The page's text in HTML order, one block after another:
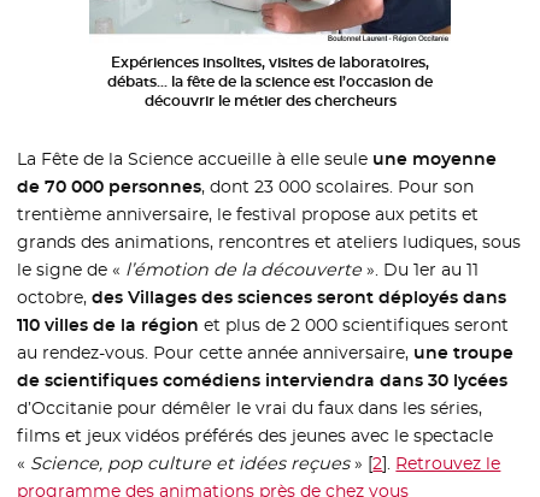
Expériences insolites, visites de laboratoires,
débats… la fête de la science est l’occasion de
découvrir le métier des chercheurs
La Fête de la Science accueille à elle seule une moyenne
de 70 000 personnes, dont 23 000 scolaires. Pour son
trentième anniversaire, le festival propose aux petits et
grands des animations, rencontres et ateliers ludiques, sous
le signe de « l’émotion de la découverte ». Du 1er au 11
octobre,des Villages des sciences seront déployés dans
110 villes de la région et plus de 2 000 scientifiques seront
au rendez-vous. Pour cette année anniversaire, une troupe
de scientifiques comédiens interviendra dans 30 lycées
d’Occitanie pour démêler le vrai du faux dans les séries,
films et jeux vidéos préférés des jeunes avec le spectacle
« Science, pop culture et idées reçues» [2]. Retrouvez le
programme des animations près de chez vous